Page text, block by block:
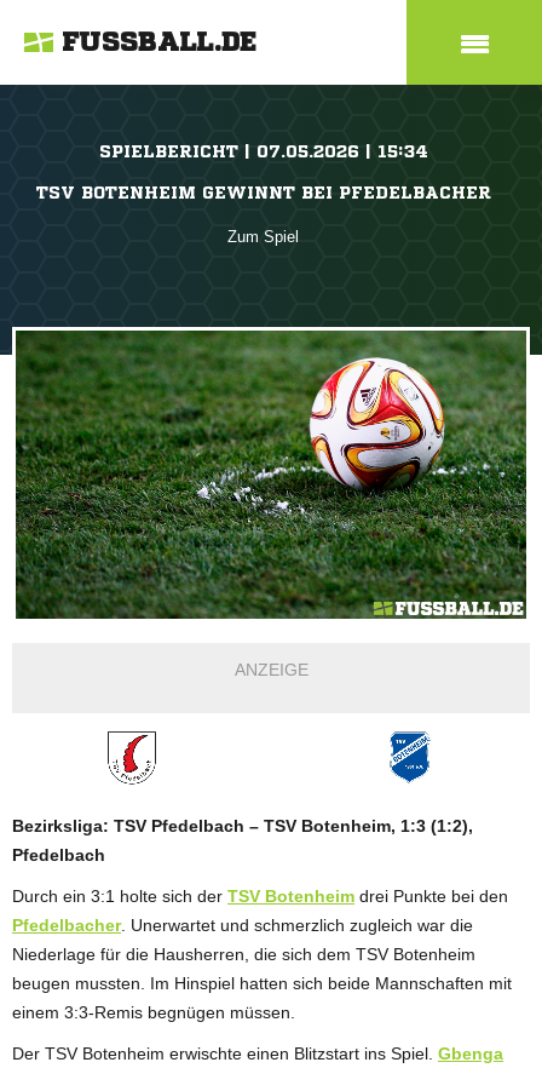
FUSSBALL.DE
SPIELBERICHT | 07.05.2026 | 15:34
TSV BOTENHEIM GEWINNT BEI PFEDELBACHER
Zum Spiel
ANZEIGE
Bezirksliga: TSV Pfedelbach – TSV Botenheim, 1:3 (1:2),
Pfedelbach
Durch ein 3:1 holte sich der TSV Botenheim drei Punkte bei den
Pfedelbacher. Unerwartet und schmerzlich zugleich war die
Niederlage für die Hausherren, die sich dem TSV Botenheim
beugen mussten. Im Hinspiel hatten sich beide Mannschaften mit
einem 3:3-Remis begnügen müssen.
Der TSV Botenheim erwischte einen Blitzstart ins Spiel. Gbenga